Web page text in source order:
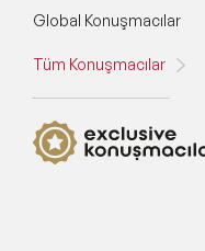
Global Konuşmacılar
Tüm Konuşmacılar